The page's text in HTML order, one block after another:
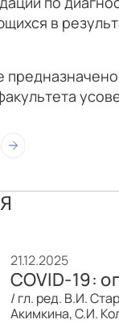
в
21.12.2025
COVID-19:
/ гл. ред. В.И.
Акимкина, С.И.